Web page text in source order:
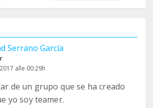
Serrano García
alle 00:29h
de un grupo que se ha creado
yo soy teamer.